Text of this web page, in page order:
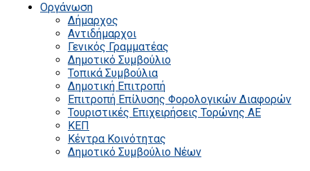
Οργάνωση
Δήμαρχος
Αντιδήμαρχοι
Γενικός Γραμματέας
Δημοτικό Συμβούλιο
Τοπικά Συμβούλια
Δημοτική Επιτροπή
Επιτροπή Επίλυσης Φορολογικών Διαφορών
Τουριστικές Επιχειρήσεις Τορώνης ΑΕ
ΚΕΠ
Κέντρα Κοινότητας
Δημοτικό Συμβούλιο Νέων